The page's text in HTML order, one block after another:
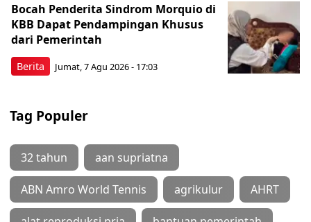
Berita
Bocah Penderita Sindrom Morquio di
KBB Dapat Pendampingan Khusus
dari Pemerintah
Jumat, 7 Agu 2026 - 17:03
Tag Populer
32 tahun aan supriatna
ABN Amro World Tennis agrikulur AHRT